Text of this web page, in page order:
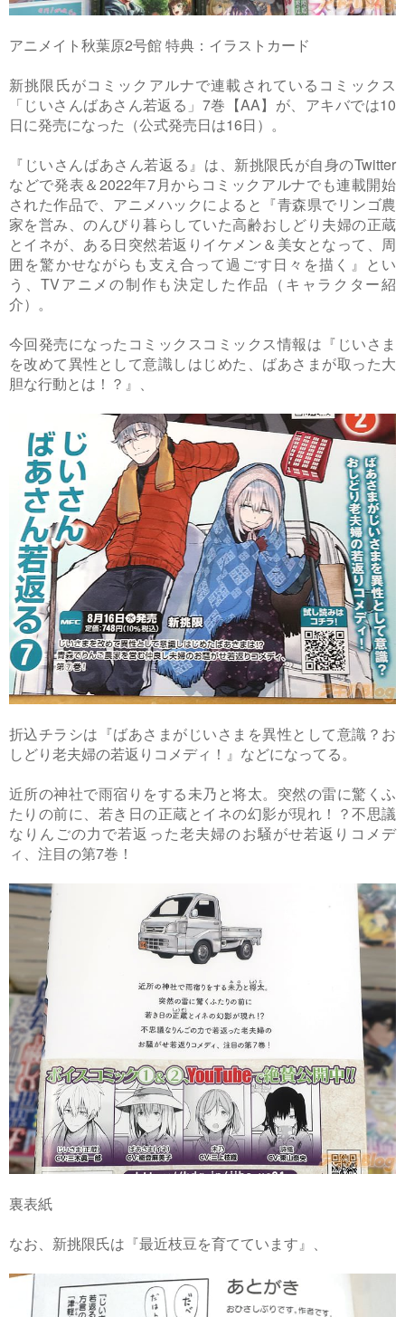
アニメイト秋葉原2号館 特典：イラストカード
新挑限氏がコミックアルナで連載されているコミックス
「じいさんばあさん若返る」7巻【AA】が、アキバでは10
日に発売になった（公式発売日は16日）。
『じいさんばあさん若返る』は、新挑限氏が自身のTwitter
などで発表＆2022年7月からコミックアルナでも連載開始
された作品で、アニメハックによると『青森県でリンゴ農
家を営み、のんびり暮らしていた高齢おしどり夫婦の正蔵
とイネが、ある日突然若返りイケメン＆美女となって、周
囲を驚かせながらも支え合って過ごす日々を描く』とい
う、TVアニメの制作も決定した作品（キャラクター紹
介）。
今回発売になったコミックスコミックス情報は『じいさま
を改めて異性として意識しはじめた、ばあさまが取った大
胆な行動とは！？』、
折込チラシは『ばあさまがじいさまを異性として意識？お
しどり老夫婦の若返りコメディ！』などになってる。
近所の神社で雨宿りをする未乃と将太。突然の雷に驚くふ
たりの前に、若き日の正蔵とイネの幻影が現れ！？不思議
なりんごの力で若返った老夫婦のお騒がせ若返りコメデ
ィ、注目の第7巻！
裏表紙
なお、新挑限氏は『最近枝豆を育てています』、